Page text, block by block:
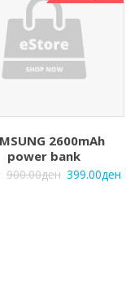
2600mAh
power bank
900.00ден 399.00ден